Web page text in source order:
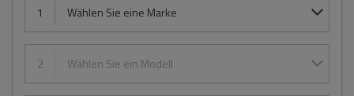
1 Wählen Sie eine Marke
2 Wählen Sie ein Modell